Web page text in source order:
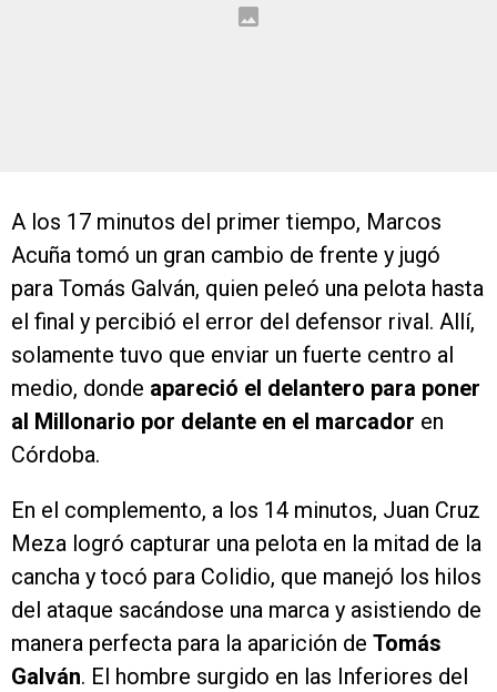
A los 17 minutos del primer tiempo, Marcos
Acuña tomó un gran cambio de frente y jugó
para Tomás Galván, quien peleó una pelota hasta
el final y percibió el error del defensor rival. Allí,
solamente tuvo que enviar un fuerte centro al
medio, donde apareció el delantero para poner
al Millonario por delante en el marcador en
Córdoba.
En el complemento, a los 14 minutos, Juan Cruz
Meza logró capturar una pelota en la mitad de la
cancha y tocó para Colidio, que manejó los hilos
del ataque sacándose una marca y asistiendo de
manera perfecta para la aparición de Tomás
Galván. El hombre surgido en las Inferiores del